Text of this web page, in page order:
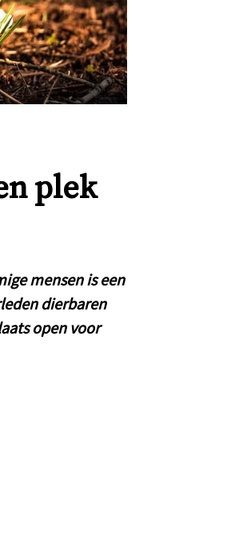
plek
mensen is een
dierbaren
open voor